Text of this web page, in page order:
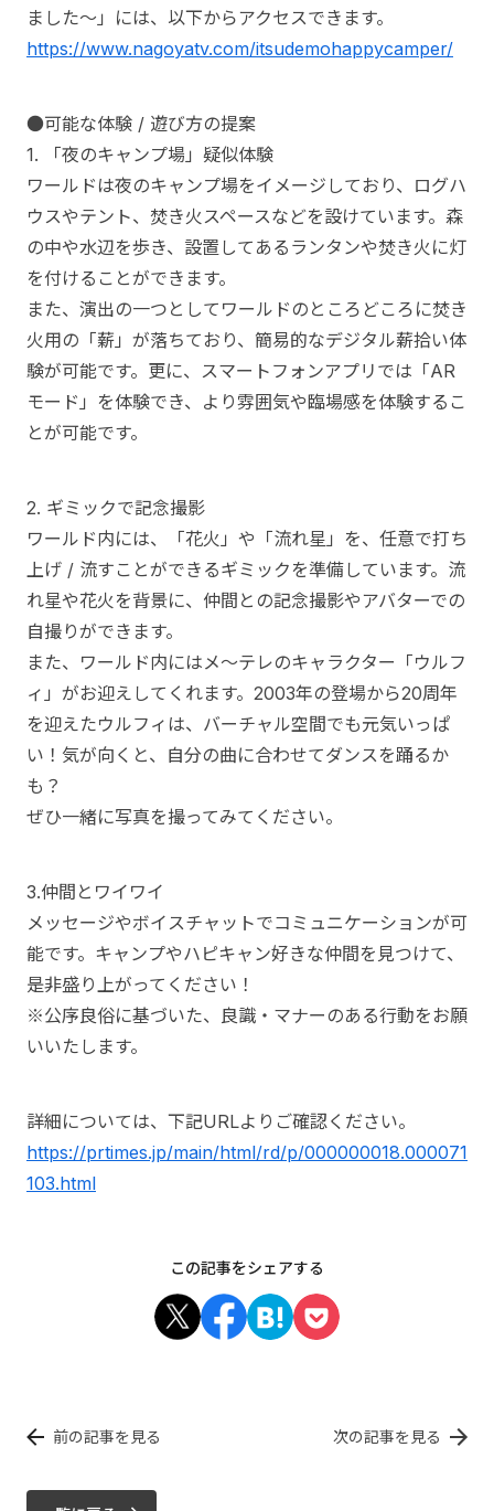
ました～」には、以下からアクセスできます。
https://www.nagoyatv.com/itsudemohappycamper/
●可能な体験 / 遊び方の提案
1. 「夜のキャンプ場」疑似体験
ワールドは夜のキャンプ場をイメージしており、ログハ
ウスやテント、焚き火スペースなどを設けています。森
の中や水辺を歩き、設置してあるランタンや焚き火に灯
を付けることができます。
また、演出の一つとしてワールドのところどころに焚き
火用の「薪」が落ちており、簡易的なデジタル薪拾い体
験が可能です。更に、スマートフォンアプリでは「AR
モード」を体験でき、より雰囲気や臨場感を体験するこ
とが可能です。
2. ギミックで記念撮影
ワールド内には、「花火」や「流れ星」を、任意で打ち
上げ / 流すことができるギミックを準備しています。流
れ星や花火を背景に、仲間との記念撮影やアバターでの
自撮りができます。
また、ワールド内にはメ～テレのキャラクター「ウルフ
ィ」がお迎えしてくれます。2003年の登場から20周年
を迎えたウルフィは、バーチャル空間でも元気いっぱ
い！気が向くと、自分の曲に合わせてダンスを踊るか
も？
ぜひ一緒に写真を撮ってみてください。
3.仲間とワイワイ
メッセージやボイスチャットでコミュニケーションが可
能です。キャンプやハピキャン好きな仲間を見つけて、
是非盛り上がってください！
※公序良俗に基づいた、良識・マナーのある行動をお願
いいたします。
詳細については、下記URLよりご確認ください。
https://prtimes.jp/main/html/rd/p/000000018.000071
103.html
この記事をシェアする
前の記事を見る 次の記事を見る